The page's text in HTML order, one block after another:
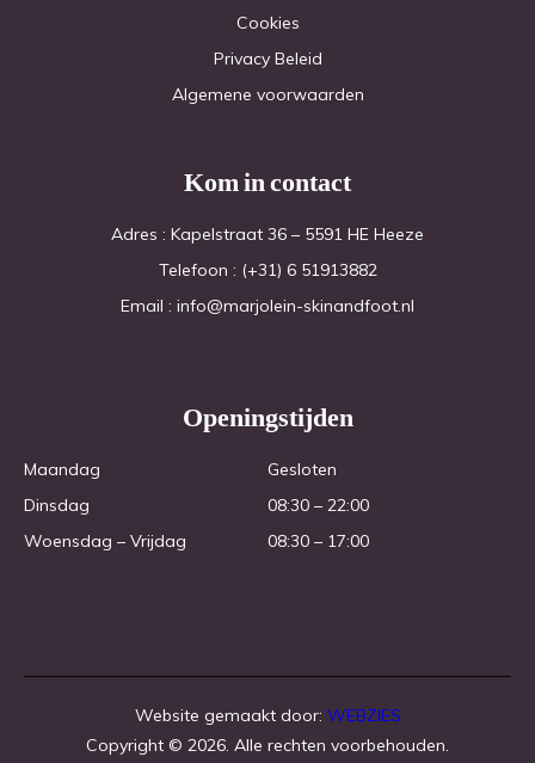
Cookies
Privacy Beleid
Algemene voorwaarden
Kom in contact
Adres : Kapelstraat 36 – 5591 HE Heeze
Telefoon : (+31) 6 51913882
Email : info@marjolein-skinandfoot.nl
Openingstijden
Maandag
Dinsdag
Woensdag – Vrijdag
Gesloten
08:30 – 22:00
08:30 – 17:00
Website gemaakt door: WEBZIES
Copyright © 2026. Alle rechten voorbehouden.